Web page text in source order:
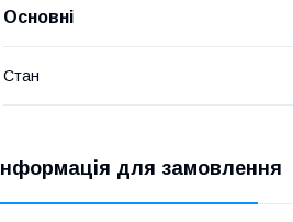
Основні
Стан
Інформація для замовлення